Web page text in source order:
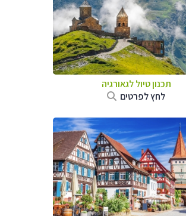
תכנון טיול לגאורגיה
לחץ לפרטים